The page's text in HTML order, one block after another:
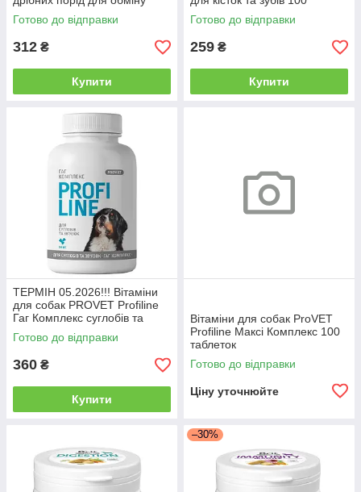
речовин 100 таблеток
Готово до відправки
312 ₴
Купити
таблеток
Готово до відправки
259 ₴
Купити
ТЕРМІН 05.2026!!! Вітаміни
для собак PROVET Profiline
Гаг Комплекс суглобів та
зв'язок 100 таб
Готово до відправки
360 ₴
Купити
Вітаміни для собак ProVET
Profiline Максі Комплекс 100
таблеток
Готово до відправки
Ціну уточнюйте
–30%